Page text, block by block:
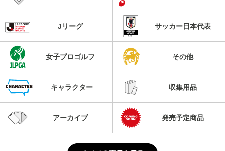
Jリーグ サッカー日本代表
女子プロゴルフ その他
キャラクター 収集用品
アーカイブ 発売予定商品